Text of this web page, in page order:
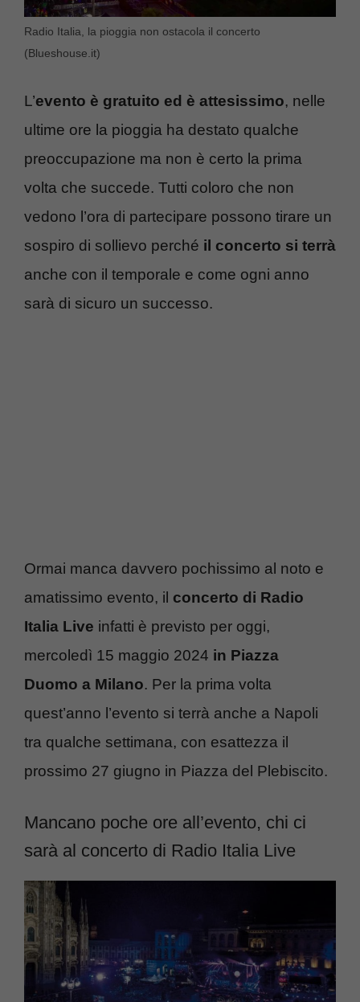
Radio Italia, la pioggia non ostacola il concerto
(Blueshouse.it)
L’evento è gratuito ed è attesissimo, nelle
ultime ore la pioggia ha destato qualche
preoccupazione ma non è certo la prima
volta che succede. Tutti coloro che non
vedono l’ora di partecipare possono tirare un
sospiro di sollievo perché il concerto si terrà
anche con il temporale e come ogni anno
sarà di sicuro un successo.
Ormai manca davvero pochissimo al noto e
amatissimo evento, il concerto di Radio
Italia Live infatti è previsto per oggi,
mercoledì 15 maggio 2024 in Piazza
Duomo a Milano. Per la prima volta
quest’anno l’evento si terrà anche a Napoli
tra qualche settimana, con esattezza il
prossimo 27 giugno in Piazza del Plebiscito.
Mancano poche ore all’evento, chi ci
sarà al concerto di Radio Italia Live